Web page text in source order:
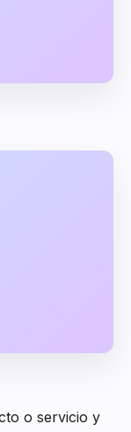
o servicio y